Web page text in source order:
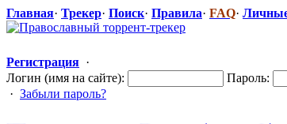
Главная· Трекер· Поиск· Правила· FAQ·
Регистрация ·
Логин (имя на сайте):
Пароль:
· Забыли пароль?